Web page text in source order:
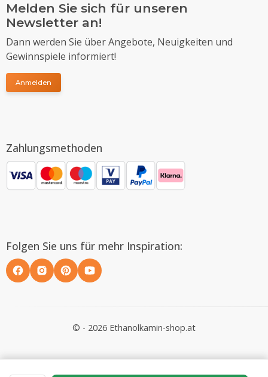
Melden Sie sich für unseren
Newsletter an!
Dann werden Sie über Angebote, Neuigkeiten und
Gewinnspiele informiert!
Anmelden
Zahlungsmethoden
Folgen Sie uns für mehr Inspiration:
© - 2026 Ethanolkamin-shop.at